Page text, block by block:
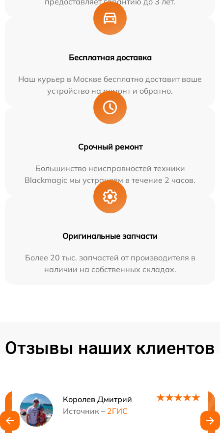
Бесплатная доставка
Наш курьер в Москве бесплатно доставит ваше
устройство на ремонт и обратно.
Срочный ремонт
Большинство неисправностей техники
Blackmagic мы устраняем в течение 2 часов.
Оригинальные запчасти
Более 20 тыс. запчастей от производителя в
наличии на собственных складах.
Отзывы наших клиентов
Королев Дмитрий
Источник – 2ГИС
Нужна консультация?